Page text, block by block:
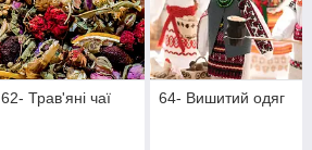
62- Трав'яні чаї 64- Вишитий одяг